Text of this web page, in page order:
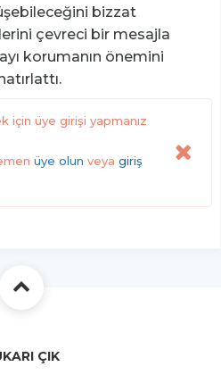
bizzat
çevreci bir mesajla
korumanın önemini
için üye girişi yapmanız
üye olun veya giriş
ÇIK